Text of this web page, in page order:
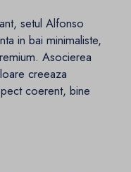
setul Alfonso
in bai minimaliste,
Asocierea
creeaza
coerent, bine